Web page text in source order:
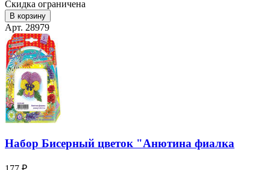
Скидка ограничена
В корзину
Арт. 28979
Набор Бисерный цветок "Анютина фиалка